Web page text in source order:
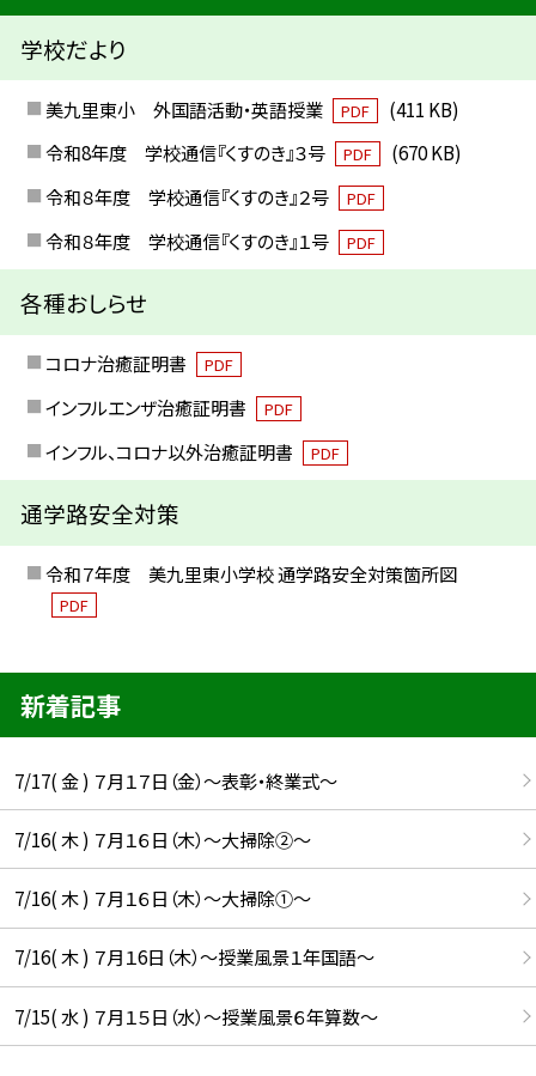
学校だより
美九里東小 外国語活動・英語授業 PDF
(411 KB)
令和8年度 学校通信『くすのき』３号
PDF
(670 KB)
令和８年度 学校通信『くすのき』２号
PDF
令和８年度 学校通信『くすのき』１号 PDF
各種おしらせ
コロナ治癒証明書 PDF
インフルエンザ治癒証明書 PDF
インフル、コロナ以外治癒証明書 PDF
通学路安全対策
令和７年度 美九里東小学校 通学路安全対策箇所図
PDF
新着記事
7/17( 金 ) ７月１７日（金）～表彰・終業式～
7/16( 木 ) ７月１６日（木）～大掃除②～
7/16( 木 ) ７月１６日（木）～大掃除①～
7/16( 木 ) ７月１6日（木）～授業風景１年国語～
7/15( 水 ) ７月１５日（水）～授業風景６年算数～